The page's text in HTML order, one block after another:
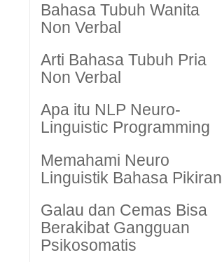
Bahasa Tubuh Wanita
Non Verbal
Arti Bahasa Tubuh Pria
Non Verbal
Apa itu NLP Neuro-
Linguistic Programming
Memahami Neuro
Linguistik Bahasa Pikiran
Galau dan Cemas Bisa
Berakibat Gangguan
Psikosomatis